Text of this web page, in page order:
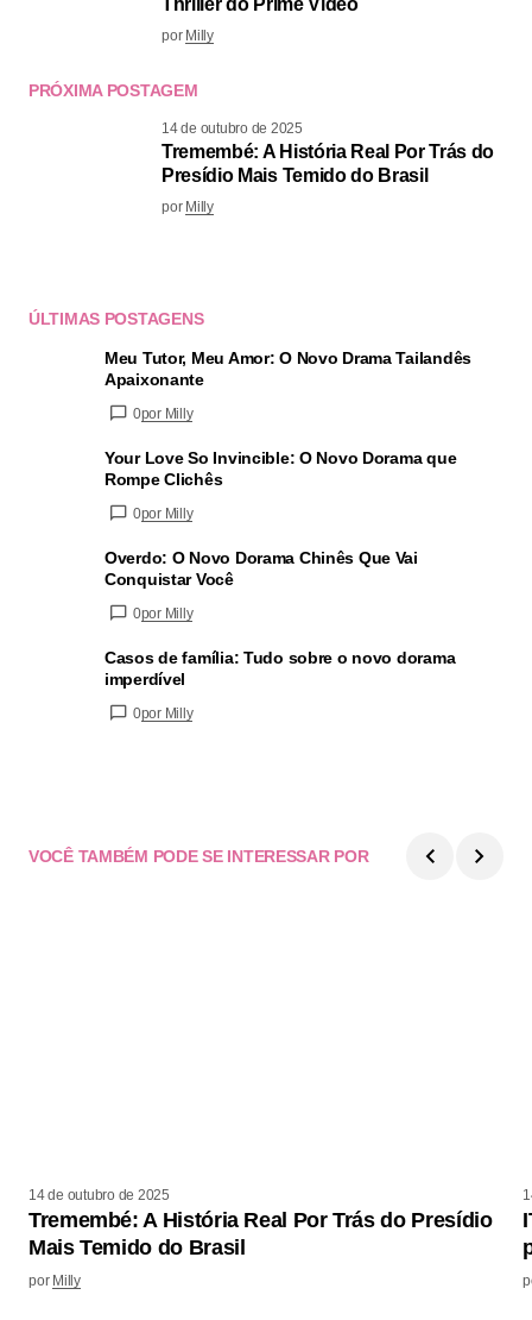
Thriller do Prime Video
por Milly
PRÓXIMA POSTAGEM
14 de outubro de 2025
Tremembé: A História Real Por Trás do
Presídio Mais Temido do Brasil
por Milly
ÚLTIMAS POSTAGENS
Meu Tutor, Meu Amor: O Novo Drama Tailandês
Apaixonante
0por Milly
Your Love So Invincible: O Novo Dorama que
Rompe Clichês
0por Milly
Overdo: O Novo Dorama Chinês Que Vai
Conquistar Você
0por Milly
Casos de família: Tudo sobre o novo dorama
imperdível
0por Milly
VOCÊ TAMBÉM PODE SE INTERESSAR POR
14 de outubro de 2025
Tremembé: A História Real Por Trás do Presídio
Mais Temido do Brasil
por Milly